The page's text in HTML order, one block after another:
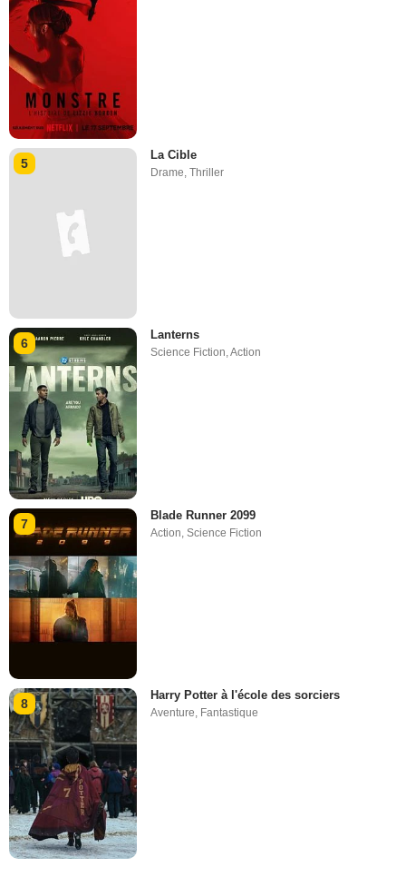
5
La Cible
Drame,Thriller
6
Lanterns
Science Fiction,Action
7
Blade Runner 2099
Action ,Science Fiction
8
Harry Potter à l'école des sorciers
Aventure, Fantastique